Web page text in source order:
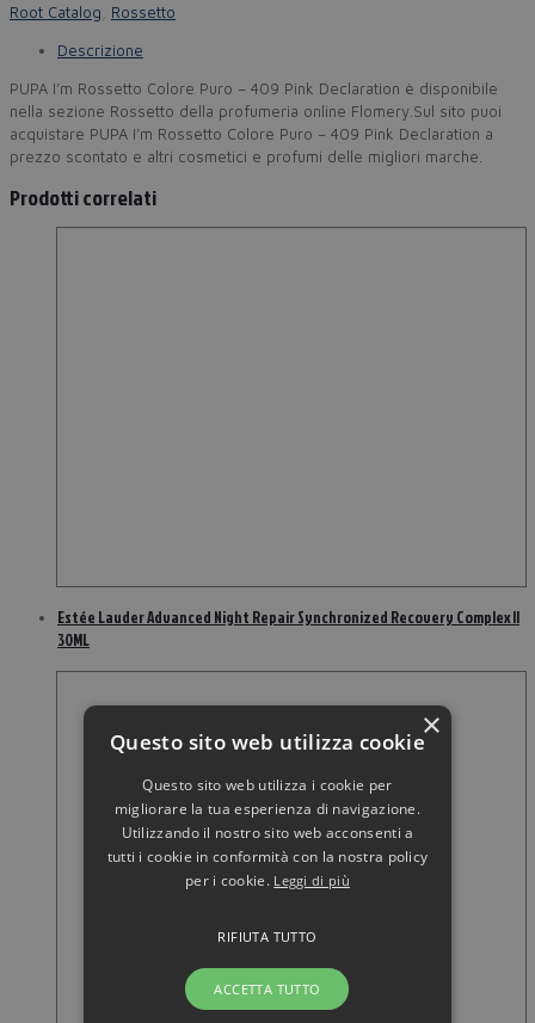
Root Catalog
Rossetto
Descrizione
PUPA I’m Rossetto Colore Puro – 409 Pink Declaration è disponibile
nella sezione Rossetto della profumeria online Flomery.Sul sito puoi
acquistare PUPA I’m Rossetto Colore Puro – 409 Pink Declaration a
prezzo scontato e altri cosmetici e profumi delle migliori marche.
Prodotti correlati
Estée Lauder Advanced Night Repair Synchronized Recovery Complex II
30ML
×
Questo sito web utilizza cookie
Questo sito web utilizza i cookie per
migliorare la tua esperienza di navigazione.
Utilizzando il nostro sito web acconsenti a
tutti i cookie in conformità con la nostra policy
per i cookie. Leggi di più
ACCETTA TUTTO
RIFIUTA TUTTO